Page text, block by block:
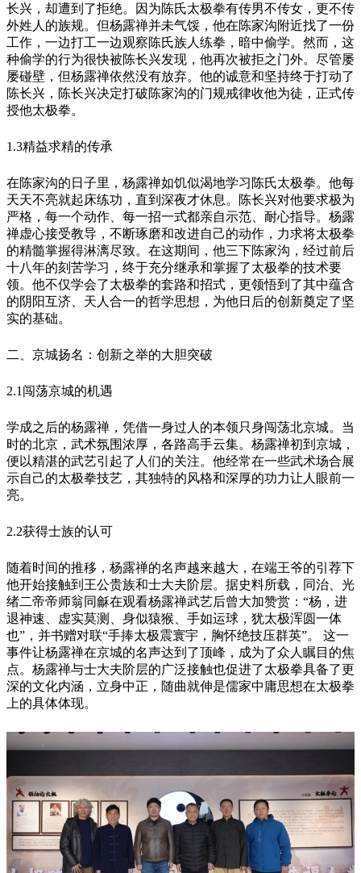
长兴，却遭到了拒绝。因为陈氏太极拳有传男不传女，更不传
外姓人的族规。但杨露禅并未气馁，他在陈家沟附近找了一份
工作，一边打工一边观察陈氏族人练拳，暗中偷学。然而，这
种偷学的行为很快被陈长兴发现，他再次被拒之门外。尽管屡
屡碰壁，但杨露禅依然没有放弃。他的诚意和坚持终于打动了
陈长兴，陈长兴决定打破陈家沟的门规戒律收他为徒，正式传
授他太极拳。
1.3精益求精的传承
在陈家沟的日子里，杨露禅如饥似渴地学习陈氏太极拳。他每
天天不亮就起床练功，直到深夜才休息。陈长兴对他要求极为
严格，每一个动作、每一招一式都亲自示范、耐心指导。杨露
禅虚心接受教导，不断琢磨和改进自己的动作，力求将太极拳
的精髓掌握得淋漓尽致。在这期间，他三下陈家沟，经过前后
十八年的刻苦学习，终于充分继承和掌握了太极拳的技术要
领。他不仅学会了太极拳的套路和招式，更领悟到了其中蕴含
的阴阳互济、天人合一的哲学思想，为他日后的创新奠定了坚
实的基础。
二、京城扬名：创新之举的大胆突破
2.1闯荡京城的机遇
学成之后的杨露禅，凭借一身过人的本领只身闯荡北京城。当
时的北京，武术氛围浓厚，各路高手云集。杨露禅初到京城，
便以精湛的武艺引起了人们的关注。他经常在一些武术场合展
示自己的太极拳技艺，其独特的风格和深厚的功力让人眼前一
亮。
2.2获得士族的认可
随着时间的推移，杨露禅的名声越来越大，在端王爷的引荐下
他开始接触到王公贵族和士大夫阶层。据史料所载，同治、光
绪二帝帝师翁同龢在观看杨露禅武艺后曾大加赞赏：“杨，进
退神速、虚实莫测、身似猿猴、手如运球，犹太极浑圆一体
也”，并书赠对联“手捧太极震寰宇，胸怀绝技压群英”。 这一
事件让杨露禅在京城的名声达到了顶峰，成为了众人瞩目的焦
点。杨露禅与士大夫阶层的广泛接触也促进了太极拳具备了更
深的文化内涵，立身中正，随曲就伸是儒家中庸思想在太极拳
上的具体体现。